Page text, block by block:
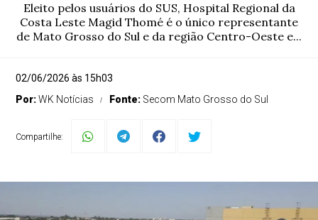
Eleito pelos usuários do SUS, Hospital Regional da
Costa Leste Magid Thomé é o único representante
de Mato Grosso do Sul e da região Centro-Oeste e...
02/06/2026 às 15h03
Por:WK Notícias Fonte: Secom Mato Grosso do Sul
Compartilhe: